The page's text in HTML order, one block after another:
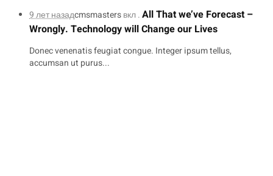
9 лет назадcmsmastersвкл .All That we’ve Forecast –
Wrongly. Technology will Change our Lives
Donec venenatis feugiat congue. Integer ipsum tellus,
accumsan ut purus...